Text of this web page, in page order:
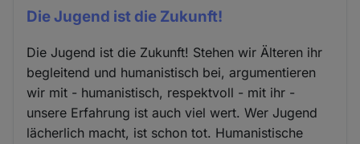
Die Jugend ist die Zukunft!
Die Jugend ist die Zukunft! Stehen wir Älteren ihr
begleitend und humanistisch bei, argumentieren
wir mit - humanistisch, respektvoll - mit ihr -
unsere Erfahrung ist auch viel wert. Wer Jugend
lächerlich macht, ist schon tot. Humanistische